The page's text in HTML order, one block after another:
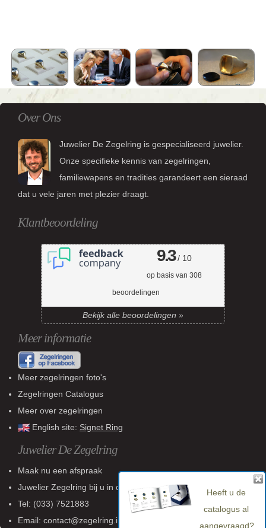
Over Ons
Juwelier De Zegelring is gespecialiseerd juwelier.
Onze specifieke kennis van zegelringen,
familiewapens en tradities garandeert een sieraad
dat u vele jaren met plezier draagt.
Klantbeoordeling
9.3/ 10
op basis van 308
beoordelingen
Bekijk alle beoordelingen »
Meer informatie
Meer zegelringen foto's
Zegelringen Catalogus
Meer over zegelringen
English site: Signet Ring
Juwelier De Zegelring
Maak nu een afspraak
Juwelier Zegelring bij u in de buurt
Tel: (033) 7521883
Email: contact@zegelring.info
Heeft u de
catalogus al
aangevraagd?